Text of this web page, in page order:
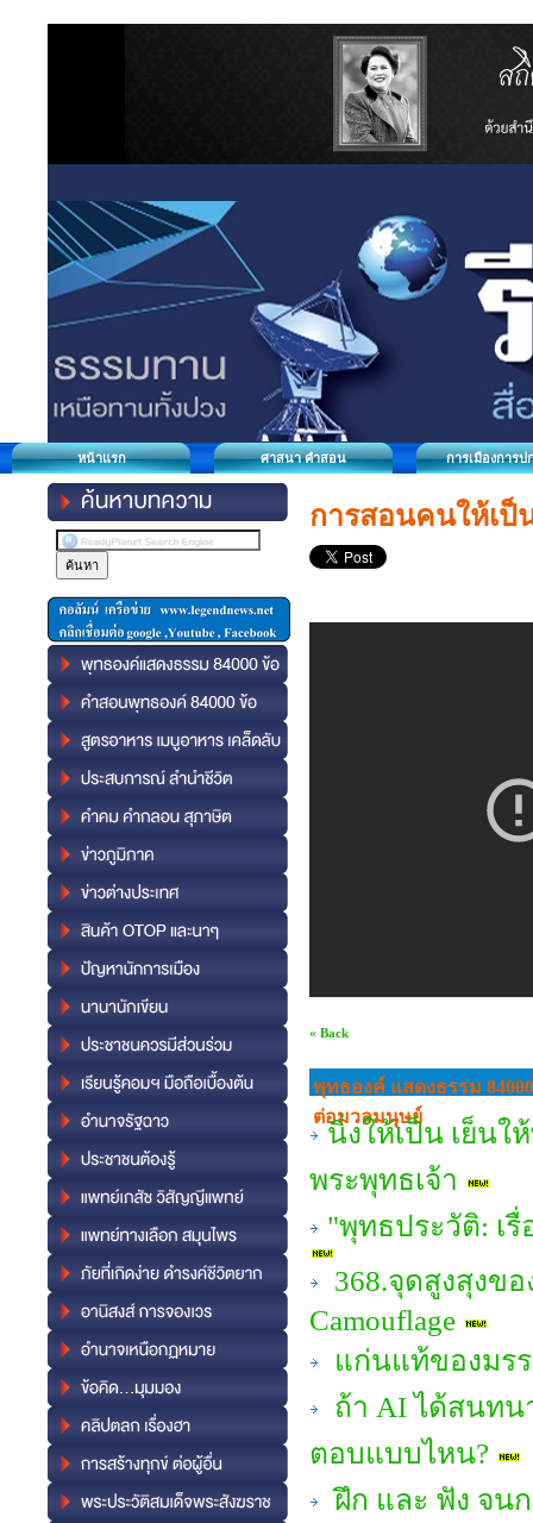
หน้าแรก ศาสนา คำสอน การเมืองการป
การสอนคนให้เ
« Back
พุทธองค์ แสดงธรรม
ต่อมวลมนุษย์
นิ่งให้เป็น เย็นใ
พระพุทธเจ้า
"พุทธประวัติ: เ
368.จุดสูงสุงข
Camouflage
แก่นแท้ของมร
ถ้า AI ได้สนท
ตอบแบบไหน?
ฝึก และ ฟัง จน